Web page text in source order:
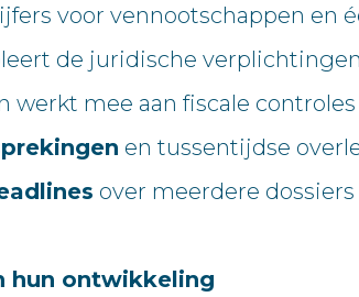
voor vennootschappen en
de juridische
mee aan fiscale controles
en tussentijdse
over meerdere dossiers
hun ontwikkeling